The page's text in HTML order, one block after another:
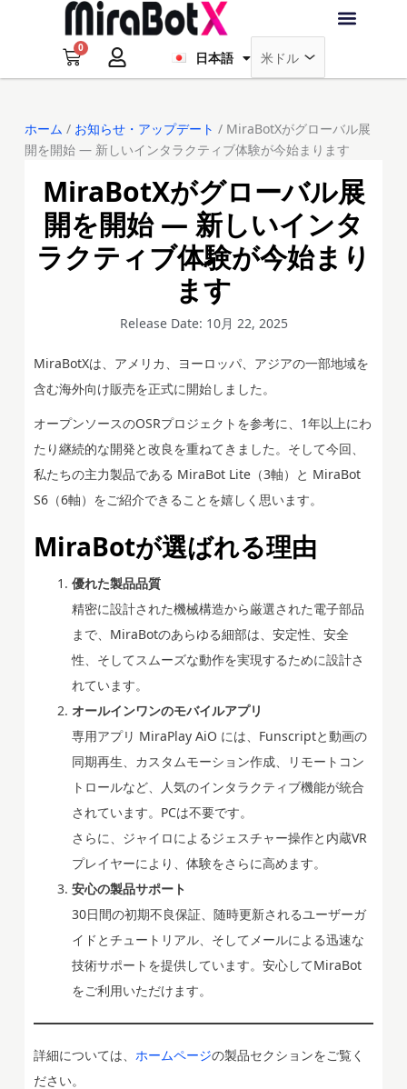
0
Cart 日本語
Français
Deutsch
ホーム / お知らせ・アップデート / MiraBotXがグローバル展
開を開始 — 新しいインタラクティブ体験が今始まります
MiraBotXがグローバル展
開を開始 — 新しいインタ
ラクティブ体験が今始まり
ます
Release Date: 10月 22, 2025
MiraBotXは、アメリカ、ヨーロッパ、アジアの一部地域を
含む海外向け販売を正式に開始しました。
オープンソースのOSRプロジェクトを参考に、1年以上にわ
たり継続的な開発と改良を重ねてきました。そして今回、
私たちの主力製品である MiraBot Lite（3軸）と MiraBot
S6（6軸）をご紹介できることを嬉しく思います。
MiraBotが選ばれる理由
優れた製品品質
精密に設計された機械構造から厳選された電子部品
まで、MiraBotのあらゆる細部は、安定性、安全
性、そしてスムーズな動作を実現するために設計さ
れています。
オールインワンのモバイルアプリ
専用アプリ MiraPlay AiO には、Funscriptと動画の
同期再生、カスタムモーション作成、リモートコン
トロールなど、人気のインタラクティブ機能が統合
されています。PCは不要です。
さらに、ジャイロによるジェスチャー操作と内蔵VR
プレイヤーにより、体験をさらに高めます。
安心の製品サポート
30日間の初期不良保証、随時更新されるユーザーガ
イドとチュートリアル、そしてメールによる迅速な
技術サポートを提供しています。安心してMiraBot
をご利用いただけます。
詳細については、 ホームページの製品セクションをご覧く
ださい。